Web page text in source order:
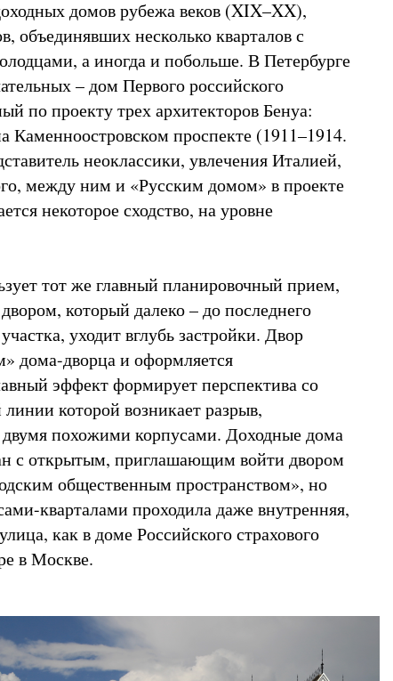
домов рубежа веков (XIX–XX),
объединявших несколько кварталов с
а иногда и побольше. В Петербурге
– дом Первого российского
по проекту трех архитекторов Бенуа:
проспекте (1911–1914.
неоклассики, увлечения Италией,
между ним и «Русским домом» в проекте
некоторое сходство, на уровне
тот же главный планировочный прием,
который далеко – до последнего
уходит вглубь застройки. Двор
дома-дворца и оформляется
эффект формирует перспектива со
которой возникает разрыв,
похожими корпусами. Доходные дома
с открытым, приглашающим войти двором
общественным пространством», но
кварталами проходила даже внутренняя,
как в доме Российского страхового
в Москве.